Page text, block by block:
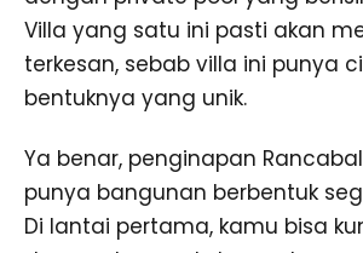
Villa yang satu ini pasti akan
terkesan, sebab villa ini punya
bentuknya yang unik.
Ya benar, penginapan
punya bangunan berbentuk
Di lantai pertama, kamu bisa